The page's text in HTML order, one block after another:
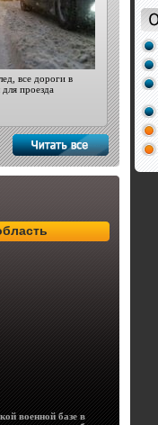
все дороги в
проезда
военной базе в